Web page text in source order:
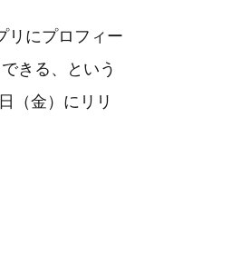
リにプロフィー
きる、という
（金）にリリ